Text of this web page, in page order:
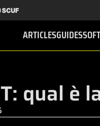
ARTICLESGUIDES
qual è